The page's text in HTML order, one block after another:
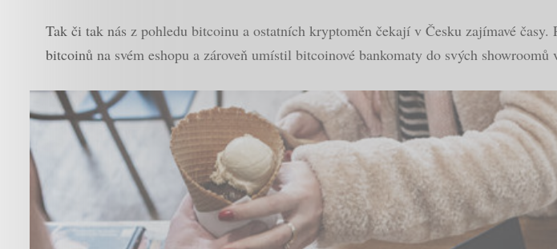
Tak či tak nás z pohledu bitcoinu a ostatních kryptoměn čekají v Česku zajímavé
bitcoinů na svém eshopu a zároveň umístil bitcoinové bankomaty do svých showroomů